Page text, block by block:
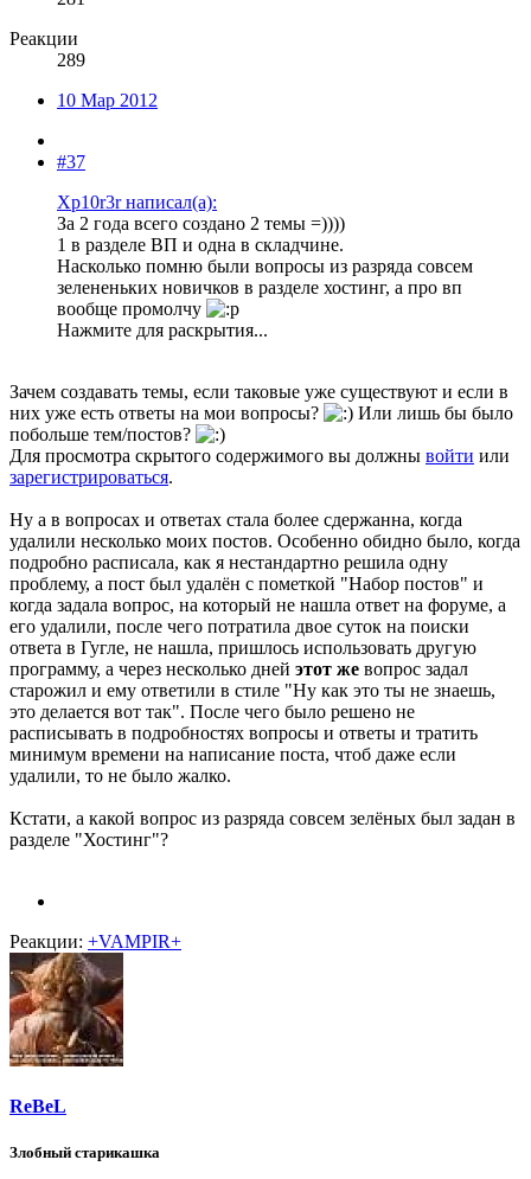
Реакции
289
10 Мар 2012
#37
Xp10r3r написал(а):
За 2 года всего создано 2 темы =))))
1 в разделе ВП и одна в складчине.
Насколько помню были вопросы из разряда совсем
зелененьких новичков в разделе хостинг, а про вп
вообще промолчу
Нажмите для раскрытия...
Зачем создавать темы, если таковые уже существуют и если в
них уже есть ответы на мои вопросы?
Или лишь бы было
побольше тем/постов?
Для просмотра скрытого содержимого вы должны войти или
зарегистрироваться.
Ну а в вопросах и ответах стала более сдержанна, когда
удалили несколько моих постов. Особенно обидно было, когда
подробно расписала, как я нестандартно решила одну
проблему, а пост был удалён с пометкой "Набор постов" и
когда задала вопрос, на который не нашла ответ на форуме, а
его удалили, после чего потратила двое суток на поиски
ответа в Гугле, не нашла, пришлось использовать другую
программу, а через несколько дней этот же вопрос задал
старожил и ему ответили в стиле "Ну как это ты не знаешь,
это делается вот так". После чего было решено не
расписывать в подробностях вопросы и ответы и тратить
минимум времени на написание поста, чтоб даже если
удалили, то не было жалко.
Кстати, а какой вопрос из разряда совсем зелёных был задан в
разделе "Хостинг"?
Реакции: +VAMPIR+
ReBeL
Злобный старикашка